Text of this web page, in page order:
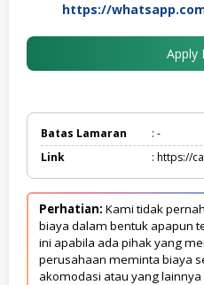
https://
Apply
Batas Lamaran
: -
Link
: https://
Perhatian: Kami tidak
biaya dalam bentuk apapun
ini apabila ada pihak yang
perusahaan meminta biaya
akomodasi atau yang